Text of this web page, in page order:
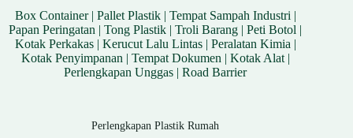
Box Container| Pallet Plastik| Tempat Sampah Industri |
Papan Peringatan |Tong Plastik |Troli Barang |Peti Botol |
Kotak Perkakas| Kerucut Lalu Lintas| Peralatan Kimia |
Kotak Penyimpanan | Tempat Dokumen | Kotak Alat|
Perlengkapan Unggas |Road Barrier
Perlengkapan Plastik Rumah